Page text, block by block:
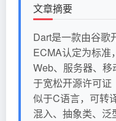
文章摘要
Dart是一款由谷歌
ECMA认定为标准
Web、服务器、
于宽松开源许可
似于C语言，可转
混入、抽象类、泛